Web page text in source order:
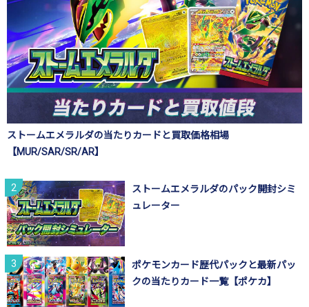
ストームエメラルダの当たりカードと買取価格相場
【MUR/SAR/SR/AR】
ストームエメラルダのパック開封シミ
ュレーター
ポケモンカード歴代パックと最新パッ
クの当たりカード一覧【ポケカ】